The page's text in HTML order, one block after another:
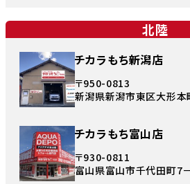
北陸
チカラもち新潟店
〒950-0813
新潟県新潟市東区大形
チカラもち富山店
〒930-0811
富山県富山市千代田町7